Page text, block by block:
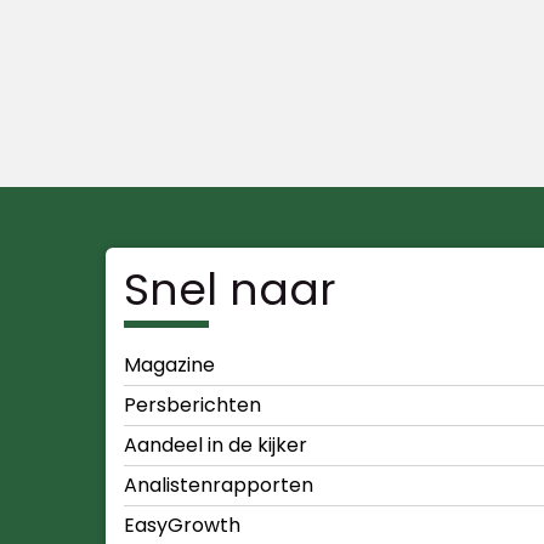
Snel naar
Magazine
Persberichten
Aandeel in de kijker
Analistenrapporten
EasyGrowth